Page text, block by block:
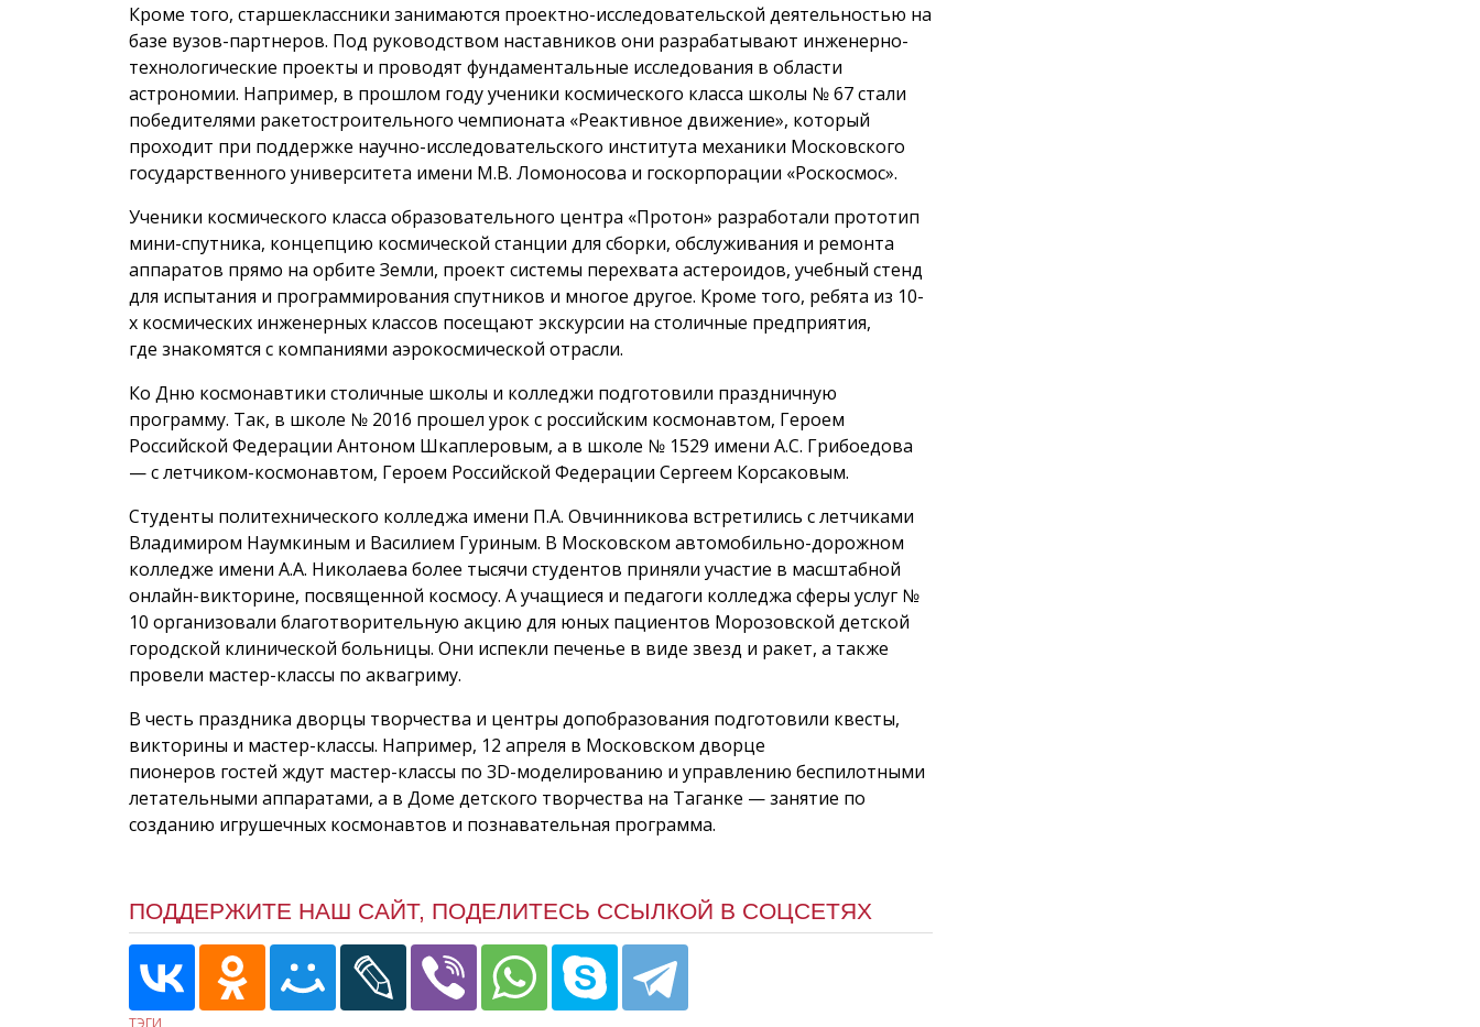
Кроме того, старшеклассники занимаются проектно-исследовательской деятельностью на
базе вузов-партнеров. Под руководством наставников они разрабатывают инженерно-
технологические проекты и проводят фундаментальные исследования в области
астрономии. Например, в прошлом году ученики космического класса школы № 67 стали
победителями ракетостроительного чемпионата «Реактивное движение», который
проходит при поддержке научно-исследовательского института механики Московского
государственного университета имени М.В. Ломоносова и госкорпорации «Роскосмос».
Ученики космического класса образовательного центра «Протон» разработали прототип
мини-спутника, концепцию космической станции для сборки, обслуживания и ремонта
аппаратов прямо на орбите Земли, проект системы перехвата астероидов, учебный стенд
для испытания и программирования спутников и многое другое. Кроме того, ребята из 10-
х космических инженерных классов посещают экскурсии на столичные предприятия,
где знакомятся с компаниями аэрокосмической отрасли.
Ко Дню космонавтики столичные школы и колледжи подготовили праздничную
программу. Так, в школе № 2016 прошел урок с российским космонавтом, Героем
Российской Федерации Антоном Шкаплеровым, а в школе № 1529 имени А.С. Грибоедова
— с летчиком-космонавтом, Героем Российской Федерации Сергеем Корсаковым.
Студенты политехнического колледжа имени П.А. Овчинникова встретились с летчиками
Владимиром Наумкиным и Василием Гуриным. В Московском автомобильно-дорожном
колледже имени А.А. Николаева более тысячи студентов приняли участие в масштабной
онлайн-викторине, посвященной космосу. А учащиеся и педагоги колледжа сферы услуг №
10 организовали благотворительную акцию для юных пациентов Морозовской детской
городской клинической больницы. Они испекли печенье в виде звезд и ракет, а также
провели мастер-классы по аквагриму.
В честь праздника дворцы творчества и центры допобразования подготовили квесты,
викторины и мастер-классы. Например, 12 апреля в Московском дворце
пионеров гостей ждут мастер-классы по 3D-моделированию и управлению беспилотными
летательными аппаратами, а в Доме детского творчества на Таганке — занятие по
созданию игрушечных космонавтов и познавательная программа.
ПОДДЕРЖИТЕ НАШ САЙТ, ПОДЕЛИТЕСЬ ССЫЛКОЙ В СОЦСЕТЯХ
ТЭГИ